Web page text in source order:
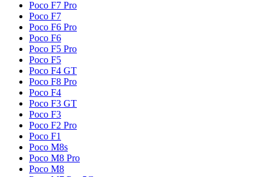
Poco F7 Pro
Poco F7
Poco F6 Pro
Poco F6
Poco F5 Pro
Poco F5
Poco F4 GT
Poco F8 Pro
Poco F4
Poco F3 GT
Poco F3
Poco F2 Pro
Poco F1
Poco M8s
Poco M8 Pro
Poco M8